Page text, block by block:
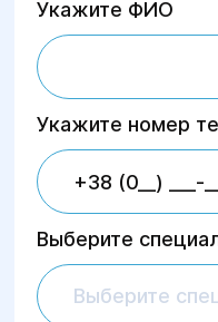
Укажите ФИО
Укажите номер
Выберите
Выберите